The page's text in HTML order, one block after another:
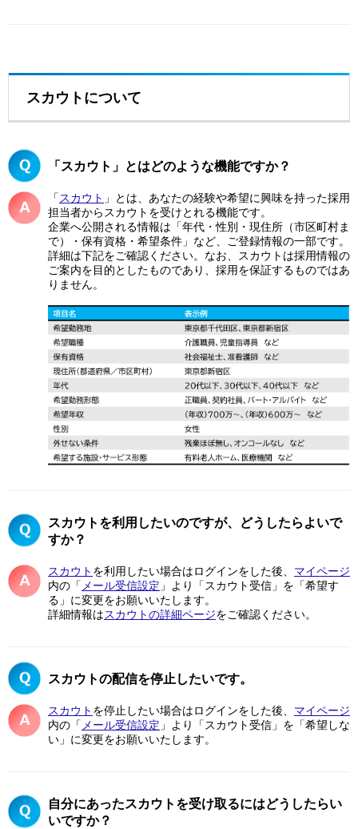
スカウトについて
「スカウト」とはどのような機能ですか？
「スカウト 」とは、あなたの経験や希望に興味を持った採用
担当者からスカウトを受けとれる機能です。
企業へ公開される情報は「年代・性別・現住所（市区町村ま
で）・保有資格・希望条件」など、ご登録情報の一部です。
詳細は下記をご確認ください。なお、スカウトは採用情報の
ご案内を目的としたものであり、採用を保証するものではあ
りません。​
スカウトを利用したいのですが、どうしたらよいで
すか？
スカウト を利用したい場合はログインをした後、 マイページ
内の「 メール受信設定 」より「スカウト受信」を「希望す
る」に変更をお願いいたします。
詳細情報はスカウトの詳細ページをご確認ください。
スカウトの配信を停止したいです。
スカウト を停止したい場合はログインをした後、 マイページ
内の「 メール受信設定 」より「スカウト受信」を「希望しな
い」に変更をお願いいたします。
自分にあったスカウトを受け取るにはどうしたらい
いですか？